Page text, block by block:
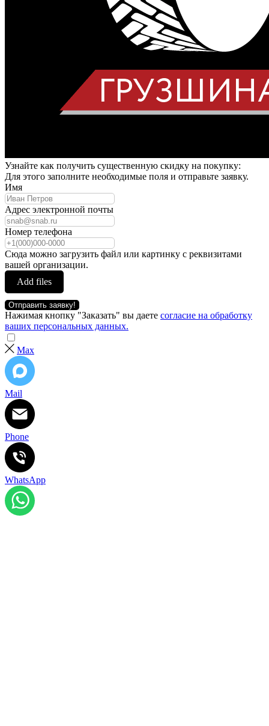
Узнайте как получить существенную скидку на покупку:
Для этого заполните необходимые поля и отправьте заявку.
Имя
Адрес электронной почты
Номер телефона
Сюда можно загрузить файл или картинку с реквизитами
вашей организации.
Add files
Отправить заявку!
Нажимая кнопку "Заказать" вы даете согласие на обработку
ваших персональных данных.
Max
Mail
Phone
WhatsApp